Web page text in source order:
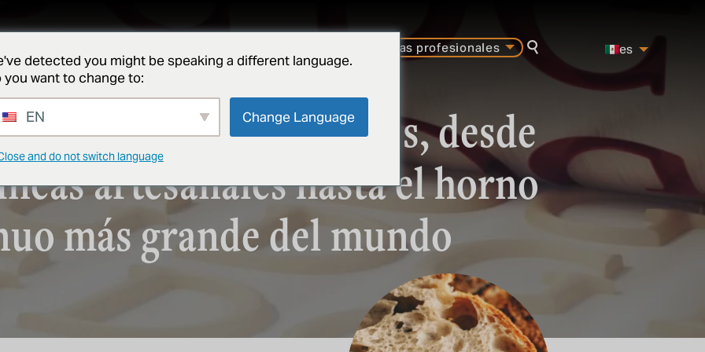
carreras profesionales
buscar en
es
pt
en
PANADERÍA
todo tipo de productos, desde
artesanales hasta el horno
más grande del mundo
detected you might be speaking a different language.
you want to change to:
EN Change Language
and do not switch language